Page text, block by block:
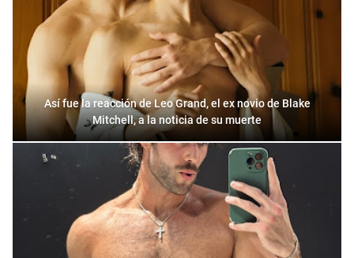
Así fue la reacción de Leo Grand, el ex novio de Blake
Mitchell, a la noticia de su muerte